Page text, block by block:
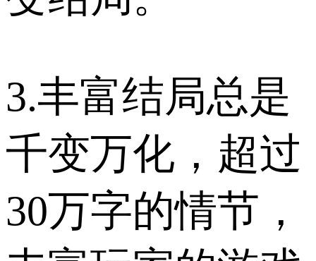
3.丰富结局总是
千变万化，超过
30万字的情节，